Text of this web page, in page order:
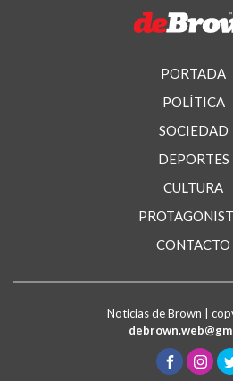
PORTADA
POLÍTICA
SOCIEDAD
DEPORTES
CULTURA
CONTACTO
Noticias de Brown |